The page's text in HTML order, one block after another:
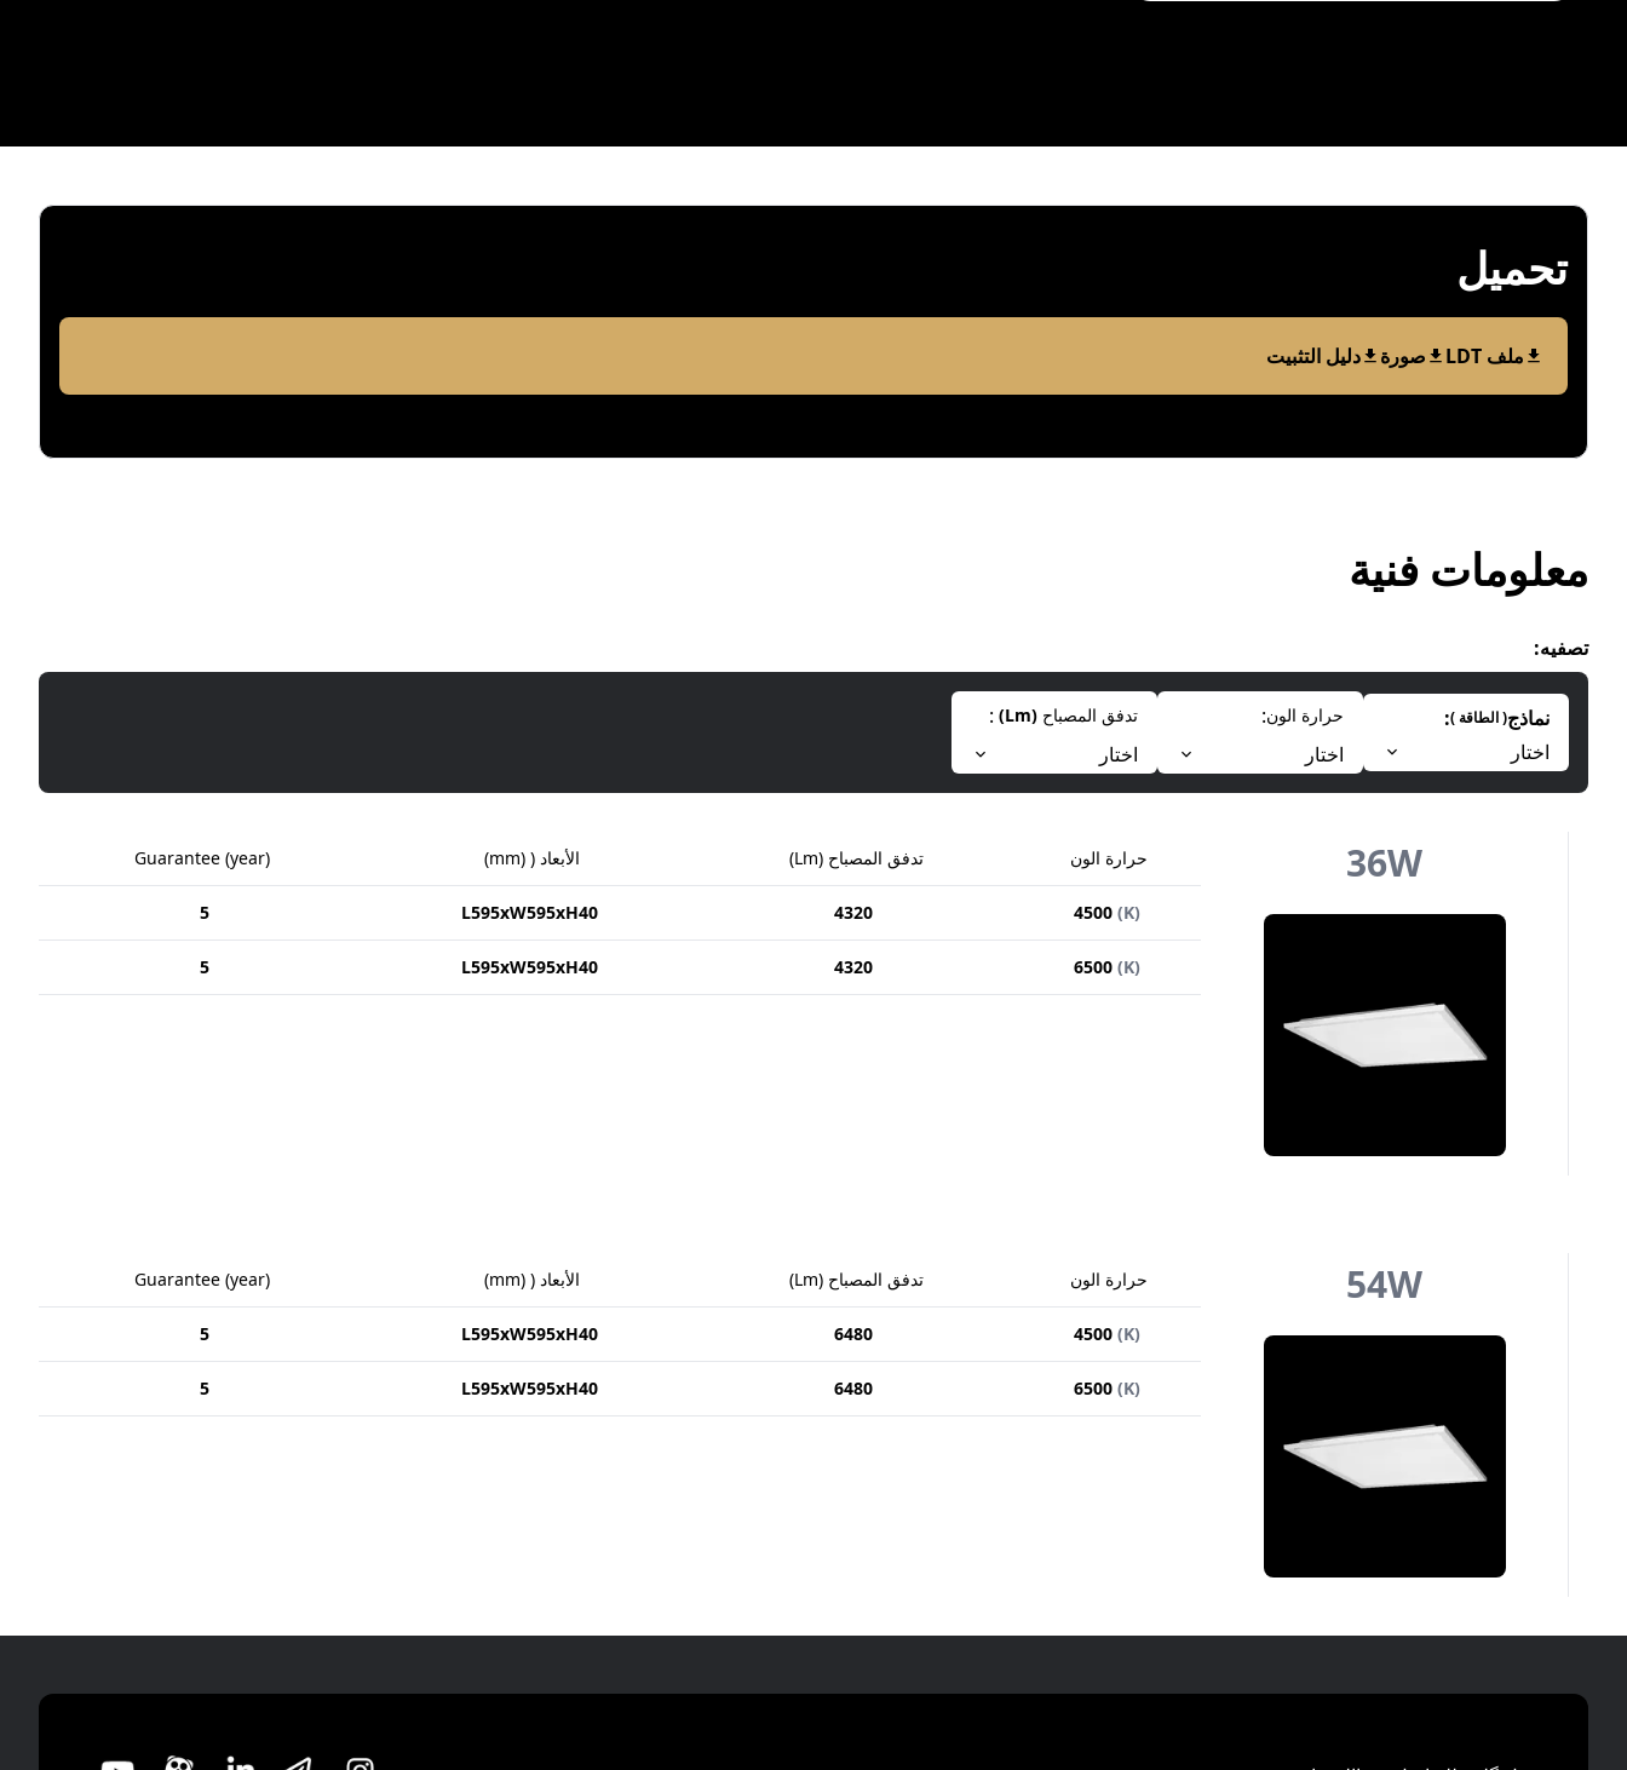
تحمیل
ملف LDT صورة دليل التثبيت
معلومات فنیة
تصفیه:
نماذج(الطاقة )
:
اختار
حرارة الون:
اختار
تدفق المصباح (
Lm
)
:
اختار
36W حرارة الون تدفق المصباح (
Lm
) الأبعاد ( (
mm
)
Guarantee (year)
4500 (K)
4320
L595xW595xH40
5
6500 (K)
4320
L595xW595xH40
5
54W حرارة الون تدفق المصباح (
Lm
) الأبعاد ( (
mm
)
Guarantee (year)
4500 (K)
6480
L595xW595xH40
5
6500 (K)
6480
L595xW595xH40
5